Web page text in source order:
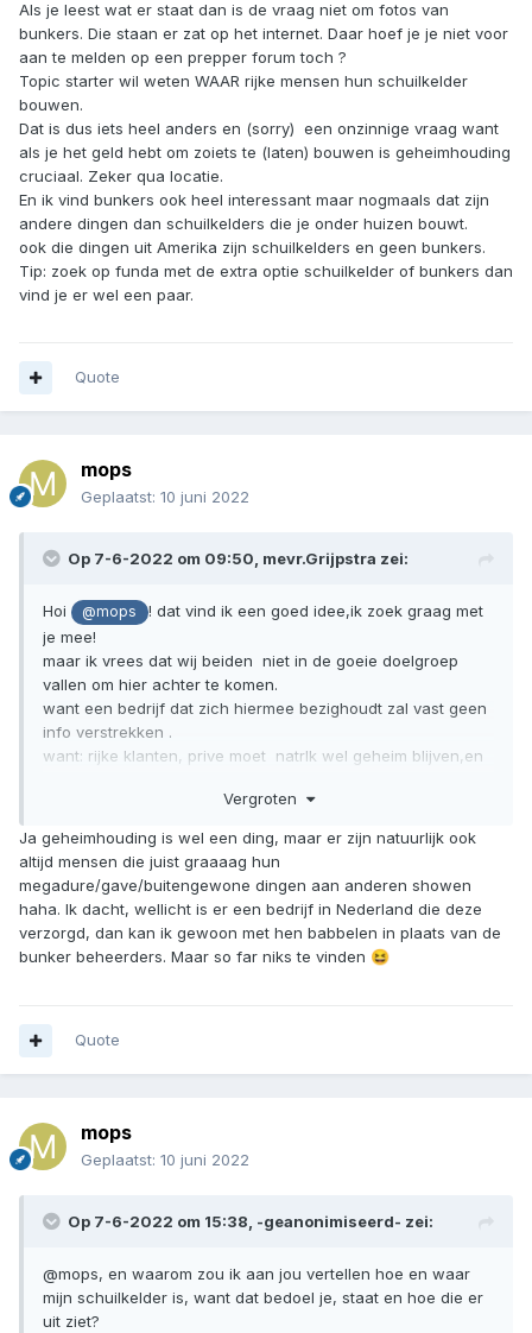
Als je leest wat er staat dan is de vraag niet om fotos van
bunkers. Die staan er zat op het internet. Daar hoef je je niet voor
aan te melden op een prepper forum toch ?
Topic starter wil weten WAAR rijke mensen hun schuilkelder
bouwen.
Dat is dus iets heel anders en (sorry) een onzinnige vraag want
als je het geld hebt om zoiets te (laten) bouwen is geheimhouding
cruciaal. Zeker qua locatie.
En ik vind bunkers ook heel interessant maar nogmaals dat zijn
andere dingen dan schuilkelders die je onder huizen bouwt.
ook die dingen uit Amerika zijn schuilkelders en geen bunkers.
Tip: zoek op funda met de extra optie schuilkelder of bunkers dan
vind je er wel een paar.
Quote
mops
Geplaatst: 10 juni 2022
Op 7-6-2022 om 09:50, mevr.Grijpstra zei:
Hoi @mops
! dat vind ik een goed idee,ik zoek graag met
je mee!
maar ik vrees dat wij beiden niet in de goeie doelgroep
vallen om hier achter te komen.
want een bedrijf dat zich hiermee bezighoudt zal vast geen
info verstrekken .
want: rijke klanten, prive moet natrlk wel geheim blijven,en
laat me ajb weten als je wat vindt!! niet voor mijzelf natrlk,'t
Vergroten
Ja geheimhouding is wel een ding, maar er zijn natuurlijk ook
altijd mensen die juist graaaag hun
megadure/gave/buitengewone dingen aan anderen showen
haha. Ik dacht, wellicht is er een bedrijf in Nederland die deze
verzorgd, dan kan ik gewoon met hen babbelen in plaats van de
bunker beheerders. Maar so far niks te vinden 😆
Quote
mops
Geplaatst: 10 juni 2022
Op 7-6-2022 om 15:38, -geanonimiseerd- zei:
@mops, en waarom zou ik aan jou vertellen hoe en waar
mijn schuilkelder is, want dat bedoel je, staat en hoe die er
uit ziet?